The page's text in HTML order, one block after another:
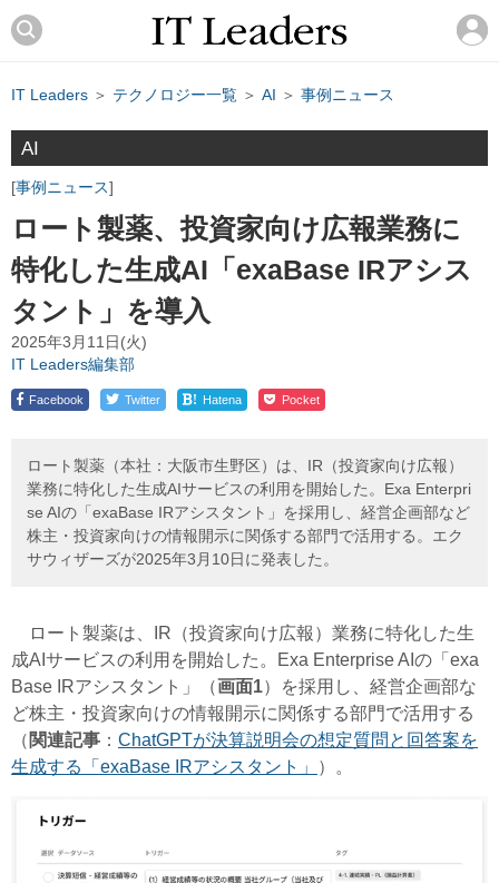
IT Leaders ＞ テクノロジー一覧 ＞ AI ＞ 事例ニュース
AI
事例ニュース
ロート製薬、投資家向け広報業務に
特化した生成AI「exaBase IRアシス
タント」を導入
2025年3月11日(火)
IT Leaders編集部
Facebook Twitter ! Hatena Pocket
ロート製薬（本社：大阪市生野区）は、IR（投資家向け広報）
業務に特化した生成AIサービスの利用を開始した。Exa Enterpri
se AIの「exaBase IRアシスタント」を採用し、経営企画部など
株主・投資家向けの情報開示に関係する部門で活用する。エク
サウィザーズが2025年3月10日に発表した。
ロート製薬は、IR（投資家向け広報）業務に特化した生
成AIサービスの利用を開始した。Exa Enterprise AIの「exa
Base IRアシスタント」（画面1）を採用し、経営企画部な
ど株主・投資家向けの情報開示に関係する部門で活用する
（ 関連記事 ： ChatGPTが決算説明会の想定質問と回答案を
生成する「exaBase IRアシスタント」
）。